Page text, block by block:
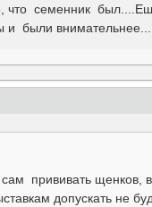
что семенник
были внимательнее....
прививать щенков,
допускать не